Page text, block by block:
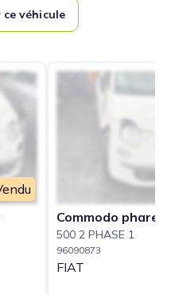
véhicule
Commodo phare
500 2 PHASE 1
96090873
FIAT